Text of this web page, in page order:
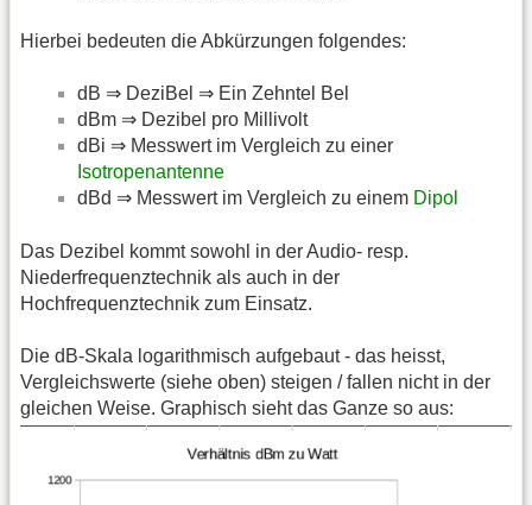
Hierbei bedeuten die Abkürzungen folgendes:
dB ⇒ DeziBel ⇒ Ein Zehntel Bel
dBm ⇒ Dezibel pro Millivolt
dBi ⇒ Messwert im Vergleich zu einer
Isotropenantenne
dBd ⇒ Messwert im Vergleich zu einem Dipol
Das Dezibel kommt sowohl in der Audio- resp.
Niederfrequenztechnik als auch in der
Hochfrequenztechnik zum Einsatz.
Die dB-Skala logarithmisch aufgebaut - das heisst,
Vergleichswerte (siehe oben) steigen / fallen nicht in der
gleichen Weise. Graphisch sieht das Ganze so aus: